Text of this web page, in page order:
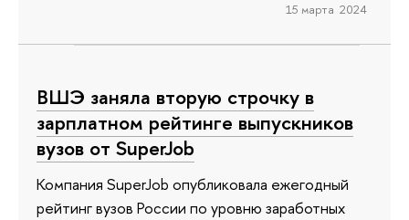
15 марта 2024
ВШЭ заняла вторую строчку в
зарплатном рейтинге выпускников
вузов от SuperJob
Компания SuperJob опубликовала ежегодный
рейтинг вузов России по уровню заработных